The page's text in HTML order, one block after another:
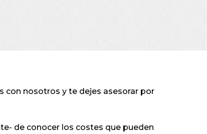
con nosotros y te dejes asesorar por
de conocer los costes que pueden